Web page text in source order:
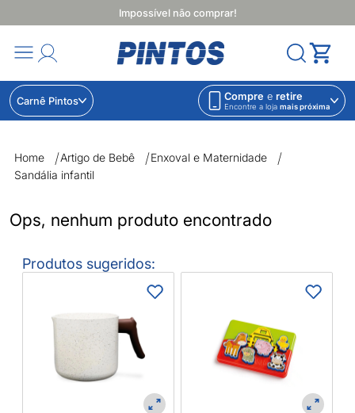
Impossível não comprar!
Carnê Pintos Compre e retire
Encontre a loja mais próxima
Home
Artigo de Bebê
Enxoval e Maternidade
Sandália infantil
Ops, nenhum produto encontrado
Produtos sugeridos: